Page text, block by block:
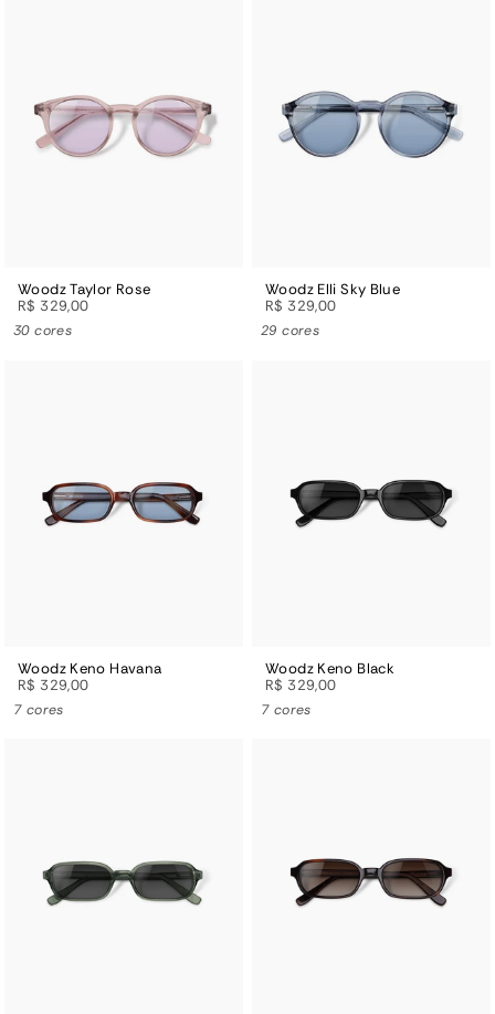
Woodz Taylor Rose
R$ 329,00
30 cores
Woodz Elli Sky Blue
R$ 329,00
29 cores
Woodz Keno Havana
R$ 329,00
7 cores
Woodz Keno Black
R$ 329,00
7 cores